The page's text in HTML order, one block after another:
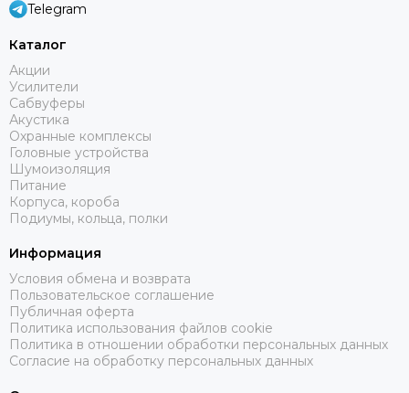
Telegram
Каталог
Акции
Усилители
Сабвуферы
Акустика
Охранные комплексы
Головные устройства
Шумоизоляция
Питание
Корпуса, короба
Подиумы, кольца, полки
Информация
Условия обмена и возврата
Пользовательское соглашение
Публичная оферта
Политика использования файлов cookie
Политика в отношении обработки персональных данных
Согласие на обработку персональных данных